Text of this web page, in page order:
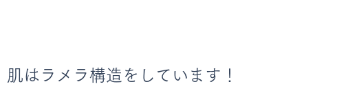
肌はラメラ構造をしています！